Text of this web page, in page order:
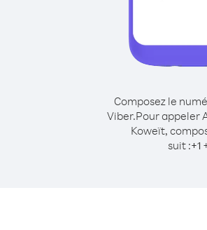
Composez le
Viber.Pour appeler
Koweït,
suit :+1